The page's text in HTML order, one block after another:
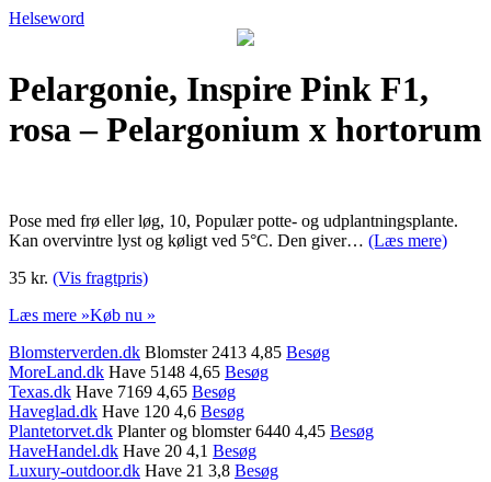
Helseword
Pelargonie, Inspire Pink F1,
rosa – Pelargonium x hortorum
Pose med frø eller løg, 10, Populær potte- og udplantningsplante.
Kan overvintre lyst og køligt ved 5°C. Den giver… (Læs mere)
35 kr. (Vis fragtpris)
Læs mere »Køb nu »
Blomsterverden.dk Blomster 2413 4,85 Besøg
MoreLand.dk Have 5148 4,65 Besøg
Texas.dk Have 7169 4,65 Besøg
Haveglad.dk Have 120 4,6 Besøg
Plantetorvet.dk Planter og blomster 6440 4,45 Besøg
HaveHandel.dk Have 20 4,1 Besøg
Luxury-outdoor.dk Have 21 3,8 Besøg